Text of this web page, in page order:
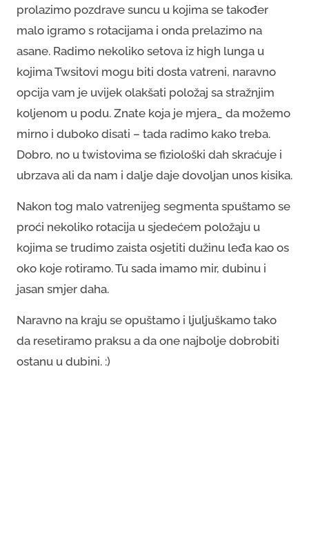
prolazimo pozdrave suncu u kojima se također
malo igramo s rotacijama i onda prelazimo na
asane. Radimo nekoliko setova iz high lunga u
kojima Twsitovi mogu biti dosta vatreni, naravno
opcija vam je uvijek olakšati položaj sa stražnjim
koljenom u podu. Znate koja je mjera_ da možemo
mirno i duboko disati – tada radimo kako treba.
Dobro, no u twistovima se fiziološki dah skraćuje i
ubrzava ali da nam i dalje daje dovoljan unos kisika.
Nakon tog malo vatrenijeg segmenta spuštamo se
proći nekoliko rotacija u sjedećem položaju u
kojima se trudimo zaista osjetiti dužinu leđa kao os
oko koje rotiramo. Tu sada imamo mir, dubinu i
jasan smjer daha.
Naravno na kraju se opuštamo i ljuljuškamo tako
da resetiramo praksu a da one najbolje dobrobiti
ostanu u dubini. :)